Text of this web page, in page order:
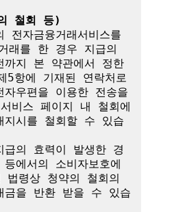
철회 등)
자금융거래서비스를
래를 한 경우 지급의
까지 본 약관에서 정한
5항에 기재된 연락처로
우편을 이용한 전송을
비스 페이지 내 철회에
지시를 철회할 수 있습
의 효력이 발생한 경
에서의 소비자보호에
령상 청약의 철회의
금을 반환 받을 수 있습